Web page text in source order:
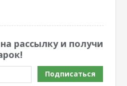
рассылку и получи
Подписаться